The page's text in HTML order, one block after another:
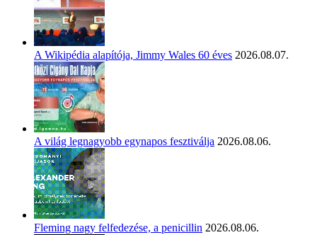
A Wikipédia alapítója, Jimmy Wales 60 éves 2026.08.07.
A világ legnagyobb egynapos fesztiválja 2026.08.06.
Fleming nagy felfedezése, a penicillin 2026.08.06.